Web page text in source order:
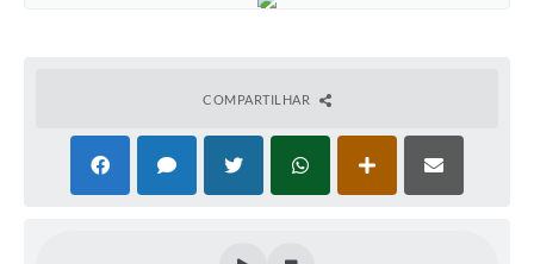
Galeria de Fotos
COMPARTILHAR